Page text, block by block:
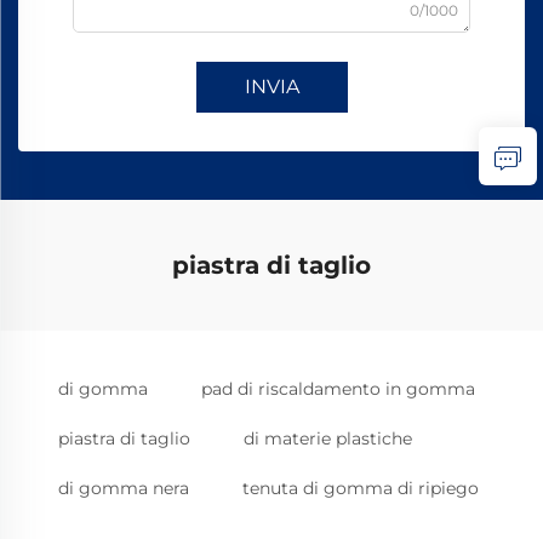
0/1000
INVIA
piastra di taglio
di gomma pad di riscaldamento in gomma
piastra di taglio di materie plastiche
di gomma nera tenuta di gomma di ripiego